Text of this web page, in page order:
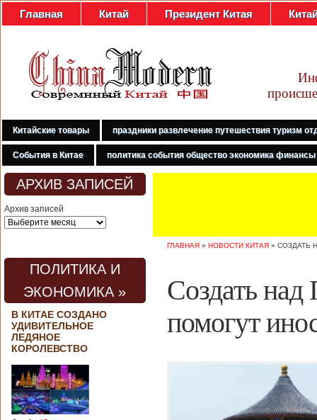
Главная Китай Президент Китая
Китайские товары праздники развлечение путешествия туризм
События в Китае политика события общество экономика финансы
АРХИВ ЗАПИСЕЙ
Архив записей
ПОЛИТИКА И
ЭКОНОМИКА »
В КИТАЕ СОЗДАНО
УДИВИТЕЛЬНОЕ
ЛЕДЯНОЕ
КОРОЛЕВСТВО
ГЛАВНАЯ » НОВОСТИ КИТАЯ » СОЗДАТЬ
Создать
помогут